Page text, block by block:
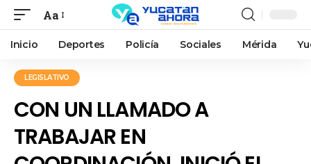
Aa
Inicio Deportes Policía Sociales Mérida
LEGISLATIVO
CON UN LLAMADO A
TRABAJAR EN